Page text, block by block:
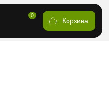
Корзина